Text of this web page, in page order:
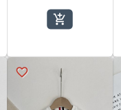
add_shopping_cart
favorite_border